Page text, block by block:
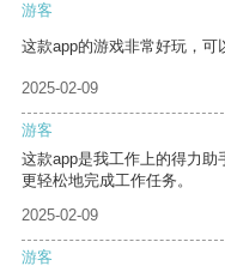
游客
这款app的游戏非常好玩，可
2025-02-09
游客
这款app是我工作上的得力
更轻松地完成工作任务。
2025-02-09
游客